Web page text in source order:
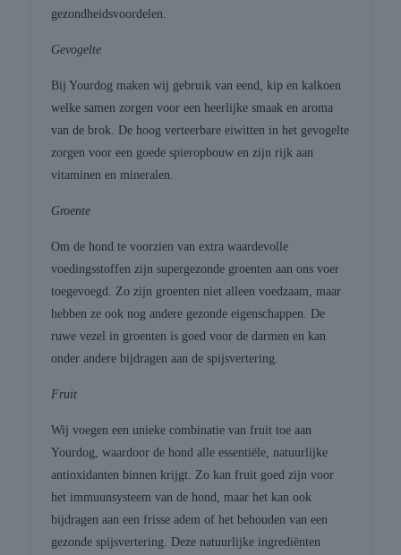
gezondheidsvoordelen.
Gevogelte
Bij Yourdog maken wij gebruik van eend, kip en kalkoen
welke samen zorgen voor een heerlijke smaak en aroma
van de brok. De hoog verteerbare eiwitten in het gevogelte
zorgen voor een goede spieropbouw en zijn rijk aan
vitaminen en mineralen.
Groente
Om de hond te voorzien van extra waardevolle
voedingsstoffen zijn supergezonde groenten aan ons voer
toegevoegd. Zo zijn groenten niet alleen voedzaam, maar
hebben ze ook nog andere gezonde eigenschappen. De
ruwe vezel in groenten is goed voor de darmen en kan
onder andere bijdragen aan de spijsvertering.
Fruit
Wij voegen een unieke combinatie van fruit toe aan
Yourdog, waardoor de hond alle essentiële, natuurlijke
antioxidanten binnen krijgt. Zo kan fruit goed zijn voor
het immuunsysteem van de hond, maar het kan ook
bijdragen aan een frisse adem of het behouden van een
gezonde spijsvertering. Deze natuurlijke ingrediënten